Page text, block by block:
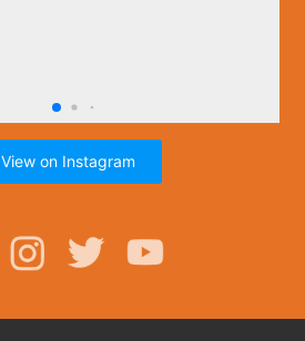
View on Instagram